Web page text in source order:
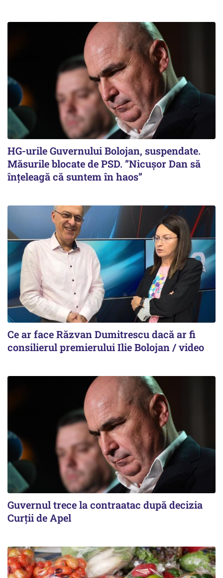
HG-urile Guvernului Bolojan, suspendate.
Măsurile blocate de PSD. ”Nicușor Dan să
înțeleagă că suntem în haos”
Ce ar face Răzvan Dumitrescu dacă ar fi
consilierul premierului Ilie Bolojan / video
Guvernul trece la contraatac după decizia
Curții de Apel